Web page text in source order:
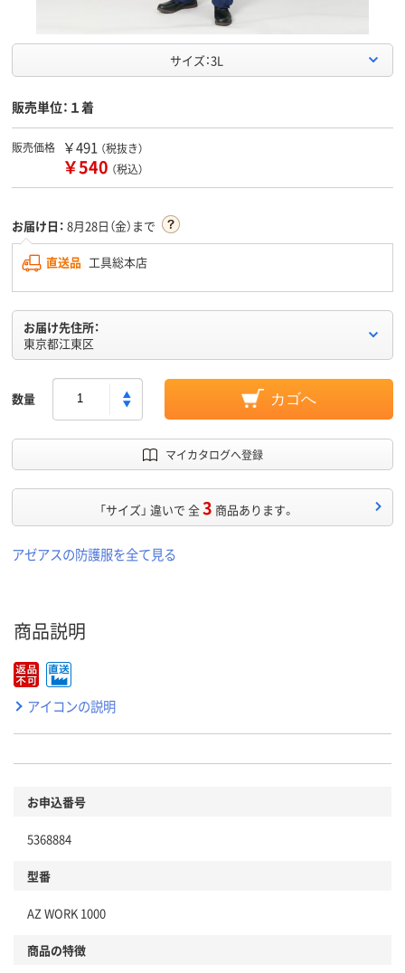
サイズ：3L
販売単位：１着
販売価格 ￥491 （税抜き）
￥540 （税込）
お届け日： 8月28日（金）まで
直送品 工具総本店
お届け先住所：
東京都江東区
数量 カゴへ
マイカタログへ登録
「サイズ」 違いで 全3 商品あります。
アゼアスの防護服を全て見る
商品説明
アイコンの説明
お申込番号
5368884
型番
AZ WORK 1000
商品の特徴